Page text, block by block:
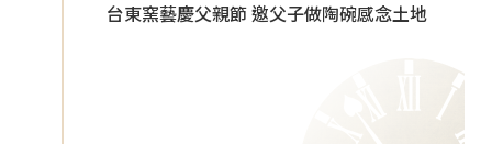
台東窯藝慶父親節 邀父子做陶碗感念土地